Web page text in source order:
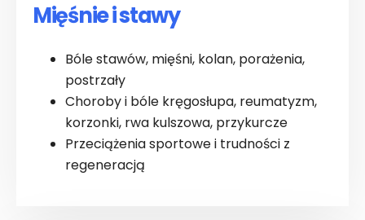
Mięśnie i stawy
Bóle stawów, mięśni, kolan, porażenia,
postrzały
Choroby i bóle kręgosłupa, reumatyzm,
korzonki, rwa kulszowa, przykurcze
Przeciążenia sportowe i trudności z
regeneracją